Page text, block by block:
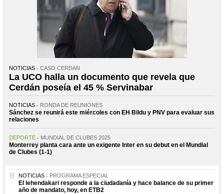
NOTICIAS CASO CERDÁN
La UCO halla un documento que revela que
Cerdán poseía el 45 % Servinabar
NOTICIAS RONDA DE REUNIONES
Sánchez se reunirá este miércoles con EH Bildu y PNV para evaluar sus
relaciones
DEPORTE MUNDIAL DE CLUBES 2025
Monterrey planta cara ante un exigente Inter en su debut en el Mundial
de Clubes (1-1)
NOTICIAS PROGRAMA ESPECIAL
El lehendakari responde a la ciudadanía y hace balance de su primer
año de mandato, hoy, en ETB2